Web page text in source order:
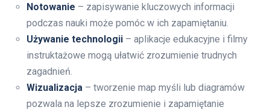
Notowanie – zapisywanie kluczowych informacji
podczas nauki może pomóc w ich zapamiętaniu.
Używanie technologii – aplikacje edukacyjne i filmy
instruktażowe mogą ułatwić zrozumienie trudnych
zagadnień.
Wizualizacja – tworzenie map myśli lub diagramów
pozwala na lepsze zrozumienie i zapamiętanie